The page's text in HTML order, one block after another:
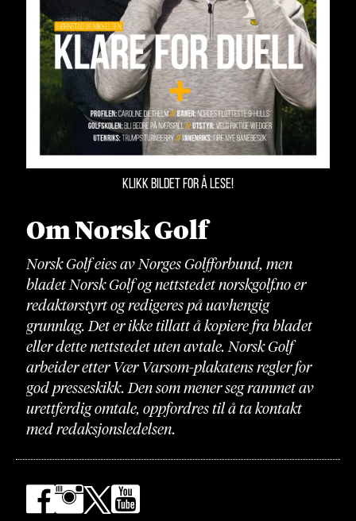
KLIKK BILDET FOR Å LESE!
Om Norsk Golf
Norsk Golf eies av Norges Golfforbund, men
bladet Norsk Golf og nettstedet norskgolf.no er
redaktørstyrt og redigeres på uavhengig
grunnlag. Det er ikke tillatt å kopiere fra bladet
eller dette nettstedet uten avtale. Norsk Golf
arbeider etter Vær Varsom-plakatens regler for
god presseskikk. Den som mener seg rammet av
urettferdig omtale, oppfordres til å ta kontakt
med redaksjonsledelsen.